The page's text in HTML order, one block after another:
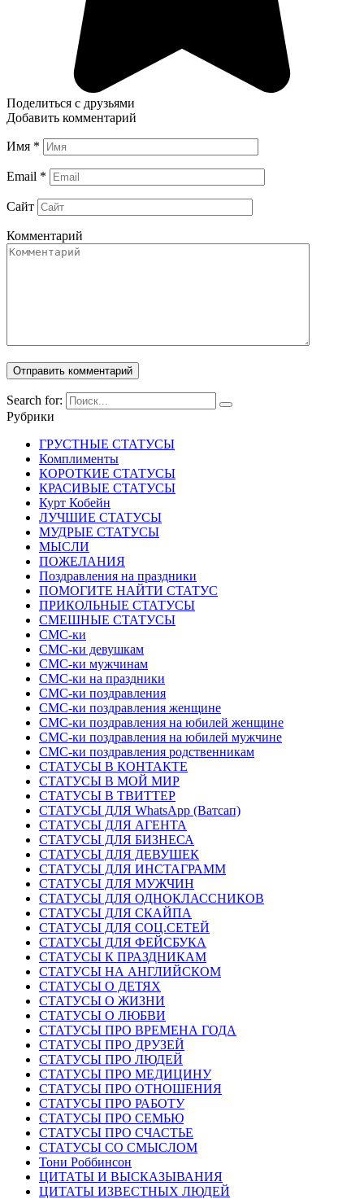
Поделиться с друзьями
Добавить комментарий
Имя *
Email *
Сайт
Комментарий
Search for:
Рубрики
ГРУСТНЫЕ СТАТУСЫ
Комплименты
КОРОТКИЕ СТАТУСЫ
КРАСИВЫЕ СТАТУСЫ
Курт Кобейн
ЛУЧШИЕ СТАТУСЫ
МУДРЫЕ СТАТУСЫ
МЫСЛИ
ПОЖЕЛАНИЯ
Поздравления на праздники
ПОМОГИТЕ НАЙТИ СТАТУС
ПРИКОЛЬНЫЕ СТАТУСЫ
СМЕШНЫЕ СТАТУСЫ
СМС-ки
СМС-ки девушкам
СМС-ки мужчинам
СМС-ки на праздники
СМС-ки поздравления
СМС-ки поздравления женщине
СМС-ки поздравления на юбилей женщине
СМС-ки поздравления на юбилей мужчине
СМС-ки поздравления родственникам
СТАТУСЫ В КОНТАКТЕ
СТАТУСЫ В МОЙ МИР
СТАТУСЫ В ТВИТТЕР
СТАТУСЫ ДЛЯ WhatsApp (Ватсап)
СТАТУСЫ ДЛЯ АГЕНТА
СТАТУСЫ ДЛЯ БИЗНЕСА
СТАТУСЫ ДЛЯ ДЕВУШЕК
СТАТУСЫ ДЛЯ ИНСТАГРАММ
СТАТУСЫ ДЛЯ МУЖЧИН
СТАТУСЫ ДЛЯ ОДНОКЛАССНИКОВ
СТАТУСЫ ДЛЯ СКАЙПА
СТАТУСЫ ДЛЯ СОЦ.СЕТЕЙ
СТАТУСЫ ДЛЯ ФЕЙСБУКА
СТАТУСЫ К ПРАЗДНИКАМ
СТАТУСЫ НА АНГЛИЙСКОМ
СТАТУСЫ О ДЕТЯХ
СТАТУСЫ О ЖИЗНИ
СТАТУСЫ О ЛЮБВИ
СТАТУСЫ ПРО ВРЕМЕНА ГОДА
СТАТУСЫ ПРО ДРУЗЕЙ
СТАТУСЫ ПРО ЛЮДЕЙ
СТАТУСЫ ПРО МЕДИЦИНУ
СТАТУСЫ ПРО ОТНОШЕНИЯ
СТАТУСЫ ПРО РАБОТУ
СТАТУСЫ ПРО СЕМЬЮ
СТАТУСЫ ПРО СЧАСТЬЕ
СТАТУСЫ СО СМЫСЛОМ
Тони Роббинсон
ЦИТАТЫ И ВЫСКАЗЫВАНИЯ
ЦИТАТЫ ИЗВЕСТНЫХ ЛЮДЕЙ